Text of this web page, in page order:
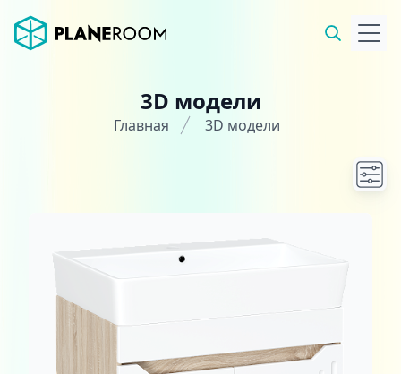
3D модели
Главная 3D модели